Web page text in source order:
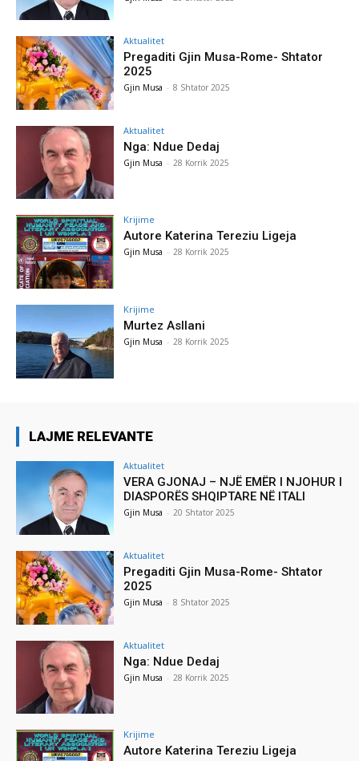
Aktualitet
Pregaditi Gjin Musa-Rome- Shtator
2025
Gjin Musa - 8 Shtator 2025
Aktualitet
Nga: Ndue Dedaj
Gjin Musa - 28 Korrik 2025
Krijime
Autore Katerina Tereziu Ligeja
Gjin Musa - 28 Korrik 2025
Krijime
Murtez Asllani
Gjin Musa - 28 Korrik 2025
LAJME RELEVANTE
Aktualitet
VERA GJONAJ – NJË EMËR I NJOHUR I
DIASPORËS SHQIPTARE NË ITALI
Gjin Musa - 20 Shtator 2025
Aktualitet
Pregaditi Gjin Musa-Rome- Shtator
2025
Gjin Musa - 8 Shtator 2025
Aktualitet
Nga: Ndue Dedaj
Gjin Musa - 28 Korrik 2025
Krijime
Autore Katerina Tereziu Ligeja